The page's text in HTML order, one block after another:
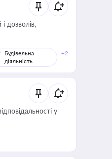
дозволів,
Будівельна
діяльність
+2
у